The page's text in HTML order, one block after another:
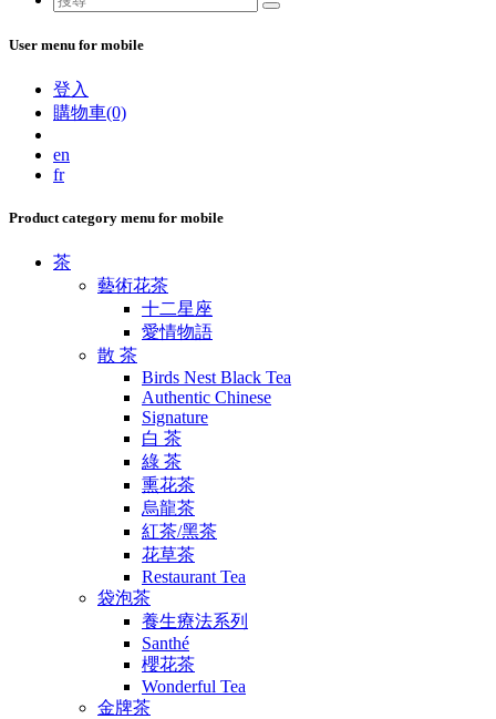
User menu for mobile
登入
購物車(0)
en
fr
Product category menu for mobile
茶
藝術花茶
十二星座
愛情物語
散 茶
Birds Nest Black Tea
Authentic Chinese
Signature
白 茶
綠 茶
熏花茶
烏龍茶
紅茶/黑茶
花草茶
Restaurant Tea
袋泡茶
養生療法系列
Santhé
櫻花茶
Wonderful Tea
金牌茶